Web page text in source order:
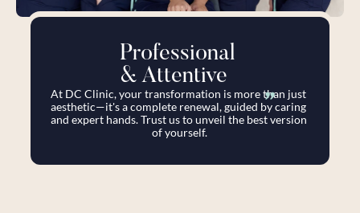
Professional
& Attentive
At DC Clinic, your transformation is more than just
aesthetic—it's a complete renewal, guided by caring
and expert hands. Trust us to unveil the best version
of yourself.
"